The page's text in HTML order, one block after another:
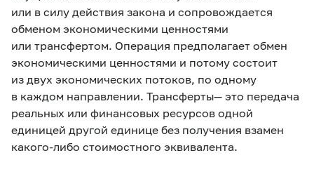
или в силу действия закона и сопровождается
обменом экономическими ценностями
или трансфертом. Операция предполагает обмен
экономическими ценностями и потому состоит
из двух экономических потоков, по одному
в каждом направлении. Трансферты— это передача
реальных или финансовых ресурсов одной
единицей другой единице без получения взамен
какого-либо стоимостного эквивалента.